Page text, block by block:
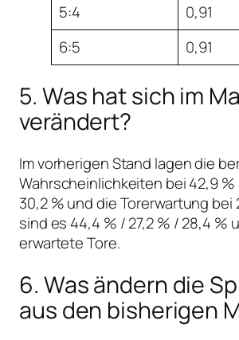
5:4
0,91
6:5
0,91
5. Was hat sich im
verändert?
Im vorherigen Stand lagen die
Wahrscheinlichkeiten bei 42,9 %
30,2 % und die Torerwartung bei
sind es 44,4 % / 27,2 % / 28,4 %
erwartete Tore.
6. Was ändern die
aus den bisherigen